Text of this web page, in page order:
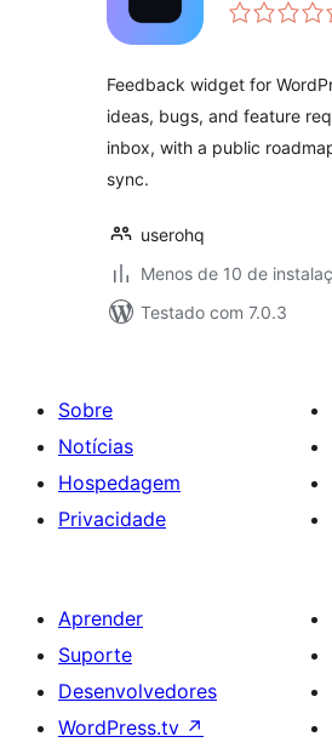
Feedback widget for
ideas, bugs, and feature
inbox, with a public
sync.
userohq
Menos de 10 de
Testado com 7.0.3
Sobre
Notícias
Hospedagem
Privacidade
Aprender
Suporte
Desenvolvedores
WordPress.tv ↗